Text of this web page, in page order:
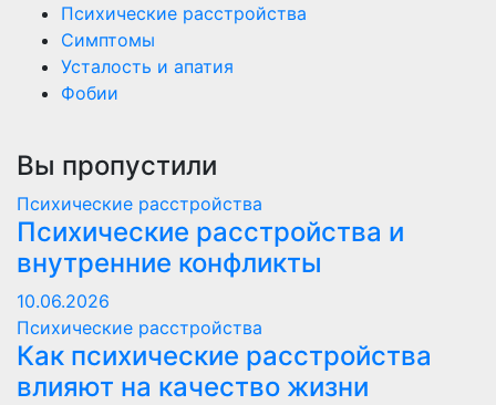
Психические расстройства
Симптомы
Усталость и апатия
Фобии
Вы пропустили
Психические расстройства
Психические расстройства и
внутренние конфликты
10.06.2026
Психические расстройства
Как психические расстройства
влияют на качество жизни